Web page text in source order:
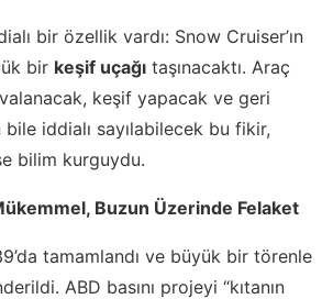
bir özellik vardı: Snow Cruiser’ın
bir keşif uçağı taşınacaktı. Araç
keşif yapacak ve geri
iddialı sayılabilecek bu fikir,
bilim kurguydu.
Buzun Üzerinde Felaket
tamamlandı ve büyük bir törenle
ABD basını projeyi “kıtanın